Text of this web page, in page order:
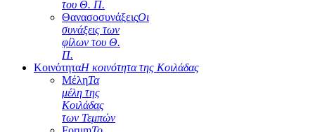
του Θ. Π.
ΘανασοσυνάξειςΟι
συνάξεις των
φίλων του Θ.
Π.
ΚοινότηταΗ κοινότητα της Κοιλάδας
ΜέληΤα
μέλη της
Κοιλάδας
των Τεμπών